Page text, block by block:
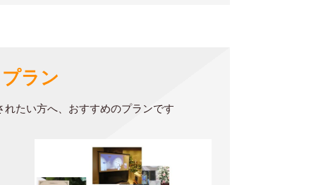
ラン
たい方へ、おすすめのプランです